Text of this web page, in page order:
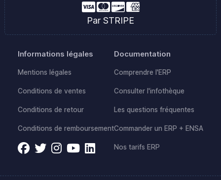
Par STRIPE
Informations légales
Mentions légales
Conditions de ventes
Conditions de retour
Conditions de remboursement
Documentation
Comprendre l'ERP
Consulter l'infothèque
Les questions fréquentes
Commander un ERP + ENSA
Nos tarifs ERP